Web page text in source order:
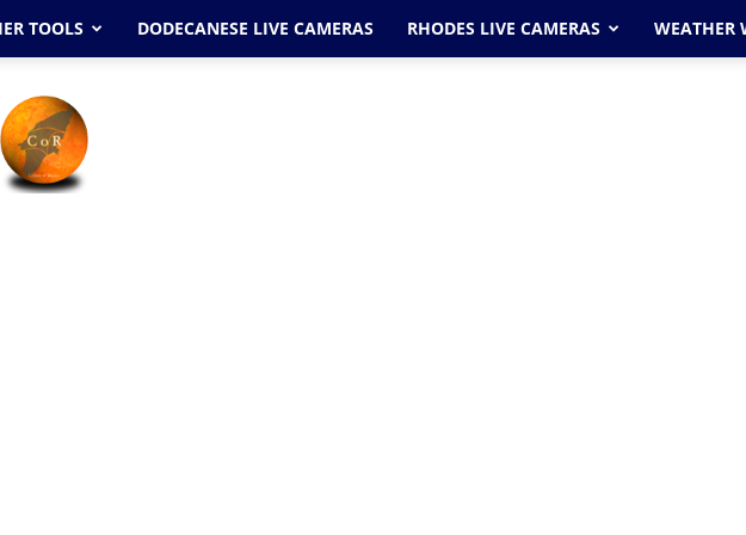
TOOLS DODECANESE LIVE CAMERAS RHODES LIVE CAMERAS WEATHER